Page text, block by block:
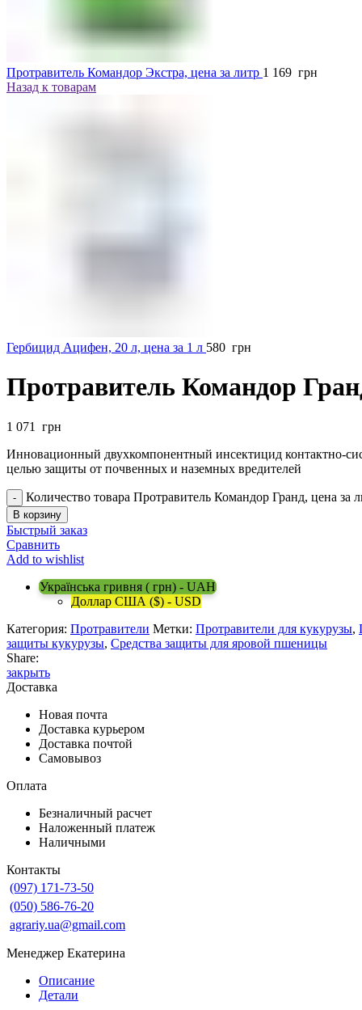
Протравитель Командор Экстра, цена за литр 1 169 грн
Назад к товарам
Гербицид Ацифен, 20 л, цена за 1 л 580 грн
Протравитель Командор
1 071
грн
Инновационный двухкомпонентный инсектицид контактно-
целью защиты от почвенных и наземных вредителей
Количество товара Протравитель Командор Гранд, цена за
В корзину
Быстрый заказ
Сравнить
Add to wishlist
Українська гривня ( грн) - UAH
Доллар США ($) - USD
Категория: Протравители Метки: Протравители для кукурузы,
защиты кукурузы, Средства защиты для яровой пшеницы
Share:
закрыть
Доставка
Новая почта
Доставка курьером
Доставка почтой
Самовывоз
Оплата
Безналичный расчет
Наложенный платеж
Наличными
Контакты
(097) 171-73-50
(050) 586-76-20
agrariy.ua@gmail.com
Менеджер Екатерина
Описание
Детали